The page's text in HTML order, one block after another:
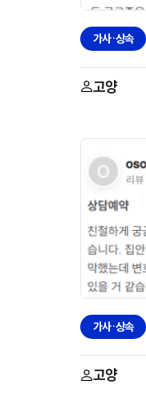
가사·상속
고양
가사·상속
고양